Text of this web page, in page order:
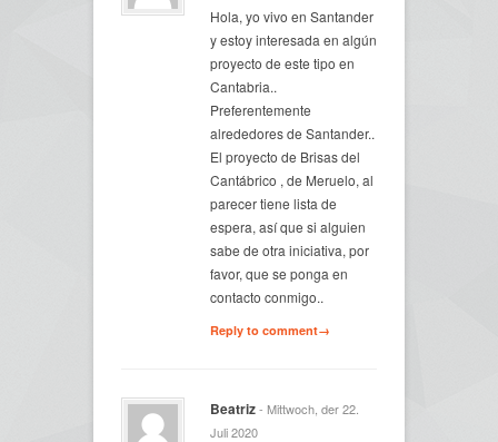
Hola, yo vivo en Santander
y estoy interesada en algún
proyecto de este tipo en
Cantabria..
Preferentemente
alrededores de Santander..
El proyecto de Brisas del
Cantábrico , de Meruelo, al
parecer tiene lista de
espera, así que si alguien
sabe de otra iniciativa, por
favor, que se ponga en
contacto conmigo..
Reply to comment→
Beatriz- Mittwoch, der 22.
Juli 2020